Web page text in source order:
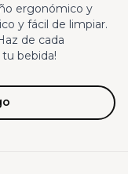
ergonómico y
y fácil de limpiar.
de cada
bebida!